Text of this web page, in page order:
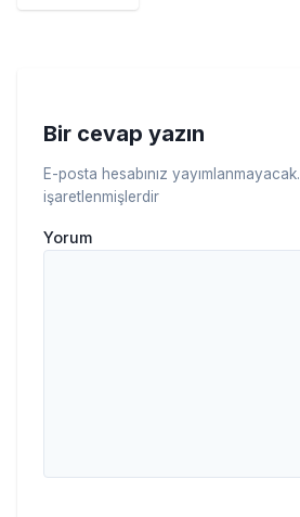
Bir cevap yazın
E-posta hesabınız yayımlanmayacak.
işaretlenmişlerdir
Yorum